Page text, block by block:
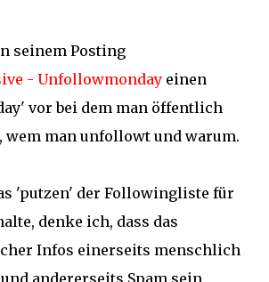
seinem Posting
- Unfollowmonday einen
vor bei dem man öffentlich
wem man unfollowt und warum.
'putzen' der Followingliste für
denke ich, dass das
Infos einerseits menschlich
andererseits Spam sein